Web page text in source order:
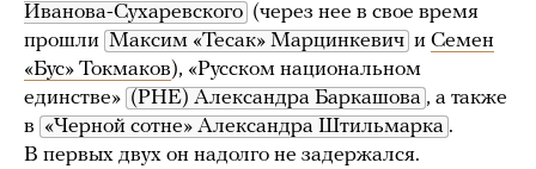
Иванова-Сухаревского (через нее в свое время
прошли Максим «Тесак» Марцинкевич и Семен
«Бус» Токмаков), «Русском национальном
единстве» (РНЕ) Александра Баркашова , а также
в «Черной сотне» Александра Штильмарка .
В первых двух он надолго не задержался.